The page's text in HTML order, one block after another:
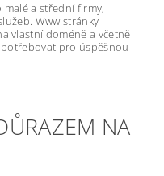
a střední firmy,
Www stránky
vlastní doméně a včetně
pro úspěšnou
NA